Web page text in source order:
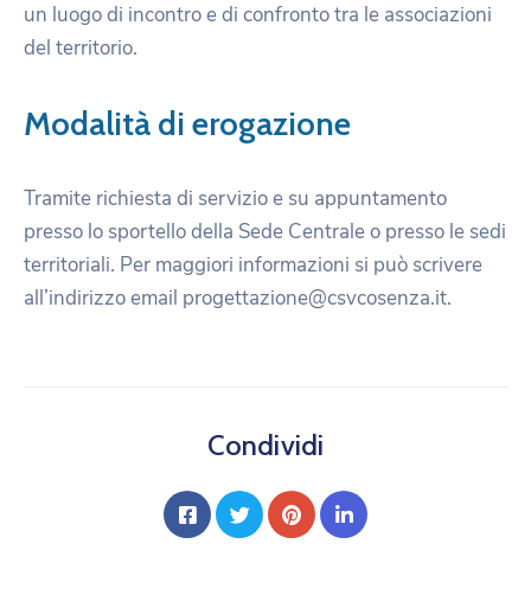
un luogo di incontro e di confronto tra le associazioni
del territorio.
Modalità di erogazione
Tramite richiesta di servizio e su appuntamento
presso lo sportello della Sede Centrale o presso le sedi
territoriali. Per maggiori informazioni si può scrivere
all’indirizzo email progettazione@csvcosenza.it.
Condividi